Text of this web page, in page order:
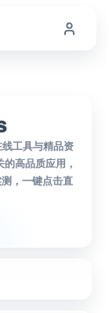
工具与精品资
高品质应用，
，一键点击直